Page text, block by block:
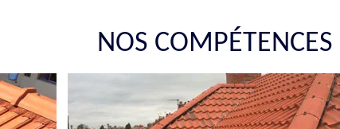
NOS COMPÉTENCES